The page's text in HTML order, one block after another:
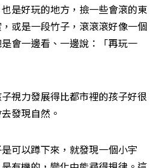
是好玩的地方，撿一些會滾的東
或是一段竹子，滾滾滾好像一個
會一邊看、一邊說：「再玩一
視力發展得比都市裡的孩子好很
發現自然。
可以蹲下來，就發現一個小宇